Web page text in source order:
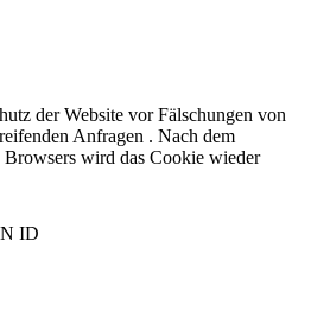
der Website vor Fälschungen von
Anfragen . Nach dem
Browsers wird das Cookie wieder
ID